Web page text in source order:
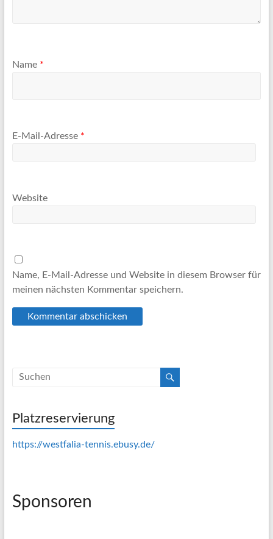
Name *
E-Mail-Adresse *
Website
Name, E-Mail-Adresse und Website in diesem Browser für
meinen nächsten Kommentar speichern.
Platzreservierung
https://westfalia-tennis.ebusy.de/
Sponsoren